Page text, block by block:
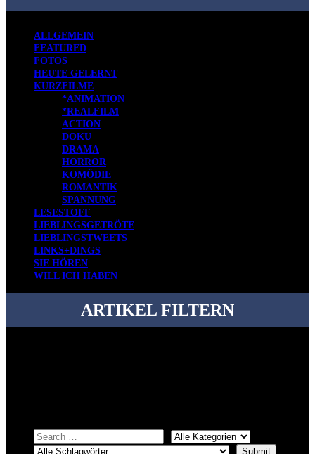
ALLGEMEIN
FEATURED
FOTOS
HEUTE GELERNT
KURZFILME
*ANIMATION
*REALFILM
ACTION
DOKU
DRAMA
HORROR
KOMÖDIE
ROMANTIK
SPANNUNG
LESESTOFF
LIEBLINGSGETRÖTE
LIEBLINGSTWEETS
LINKS+DINGS
SIE HÖREN
WILL ICH HABEN
ARTIKEL FILTERN